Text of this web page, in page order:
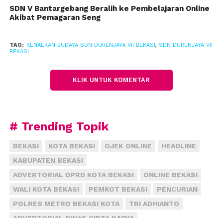
salah satu Guru SDN Duren Jaya VII ini, Rabu
(14/12/2022).
Tatang mengatakan, kegiatan study tour bagi para
siswa kelas 1 dan 2 SDN Duren Jaya VII kali ini tidak
setelahnya juga ke Ancol.
resfreshing. Jadi biar seimbang, anak-anak tetap
“Di Ancol ini yang kita kunjungi juga tempat yang
punya nilai edukasinya. Apalagi juga kan didampingi
sama orang tuanya masing masing,” imbuh Tatang.
Diketahui, kegiatan study tour SDN Duren Jaya VII
SDN V Bantargebang Beralih ke Pembelajaran Online
Akibat Pemagaran Seng
TAG: KENALKAN BUDAYA SDN DURENJAYA VII BEKASI , SDN DURENJAYA VII
BEKASI
KLIK UNTUK KOMENTAR
# Trending Topik
BEKASI KOTA BEKASI OJEK ONLINE
HEADLINE
KABUPATEN BEKASI
ADVERTORIAL DPRD KOTA BEKASI
ONLINE BEKASI
WALI KOTA BEKASI
PEMKOT BEKASI
PENCURIAN
POLRES METRO BEKASI KOTA
TRI ADHIANTO